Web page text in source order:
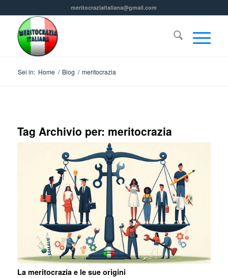
meritocraziaitaliana@gmail.com
Sei in: Home / Blog / meritocrazia
Tag Archivio per: meritocrazia
La meritocrazia e le sue origini